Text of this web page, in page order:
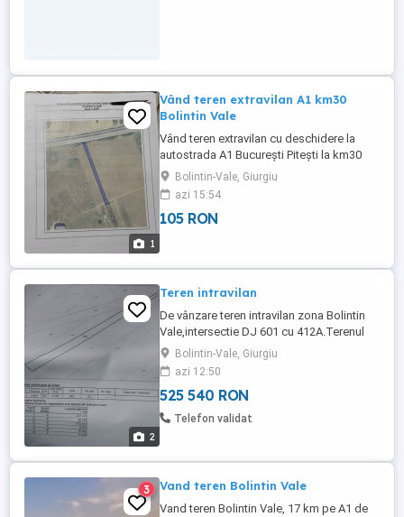
1
Vând teren extravilan A1 km30
Bolintin Vale
Vând teren extravilan cu deschidere la
autostrada A1 București Pitești la km30
ieșire in Bolintin Vale, suprafață totala
2500mp, cadastru 2500mp, acte in regula,
județ Giurgiu. Preț: 20 mp. Pentru mai multe
informații, vă rugăm să sunați la .
Bolintin-Vale, Giurgiu
azi 15:54
105 RON
2
Teren intravilan
De vânzare teren intravilan zona Bolintin
Vale,intersectie DJ 601 cu 412A.Terenul
beneficiaza de 2 intrari,deschidere din DJ
601 35.774m și din 412A
20.143m.Suorafata teren 4590mp.Reper
A1.Teren pretabil case vile
Bolintin-Vale, Giurgiu
azi 12:50
525 540 RON
Telefon validat
3 Vand teren Bolintin Vale
Vand teren Bolintin Vale, 17 km pe A1 de